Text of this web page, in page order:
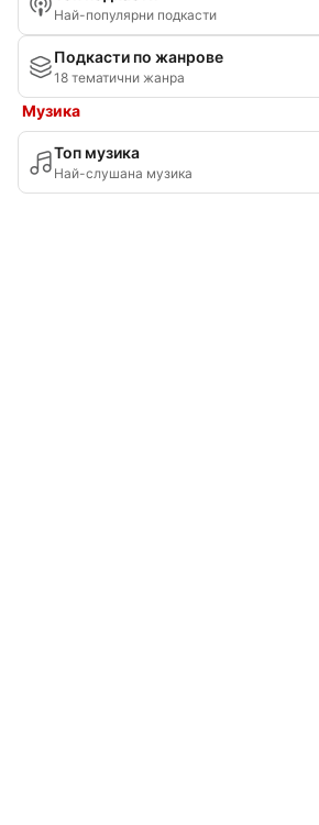
Най-популярни подкасти
Подкасти по жанрове
18 тематични жанра
Музика
Топ музика
Най-слушана музика